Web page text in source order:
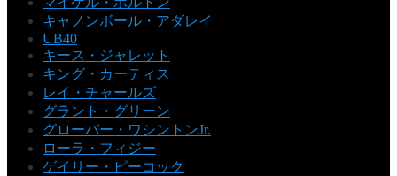
キャノンボール・アダレイ
UB40
キース・ジャレット
キング・カーティス
レイ・チャールズ
グラント・グリーン
グローバー・ワシントンJr.
ローラ・フィジー
ゲイリー・ピーコック